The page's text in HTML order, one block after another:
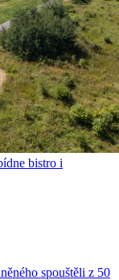
bistro i
spouštěli z 50